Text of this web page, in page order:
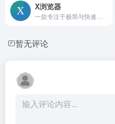
X浏览器
暂无评论